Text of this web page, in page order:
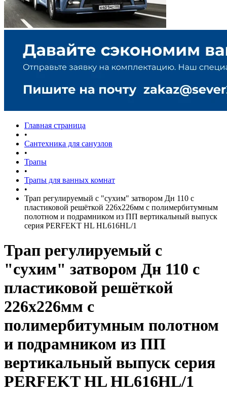
Главная страница
•
Сантехника для санузлов
•
Трапы
•
Трапы для ванных комнат
•
Трап регулируемый с "сухим" затвором Дн 110 с
пластиковой решёткой 226х226мм с полимербитумным
полотном и подрамником из ПП вертикальный выпуск
серия PERFEKT HL HL616HL/1
Трап регулируемый с
"сухим" затвором Дн 110 с
пластиковой решёткой
226х226мм с
полимербитумным полотном
и подрамником из ПП
вертикальный выпуск серия
PERFEKT HL HL616HL/1